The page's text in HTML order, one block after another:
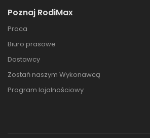
Poznaj RodiMax
Praca
Biuro prasowe
Dostawcy
Zostań naszym Wykonawcą
Program lojalnościowy